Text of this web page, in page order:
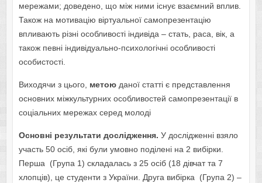
мережами; доведено, що між ними існує взаємний вплив.
Також на мотивацію віртуальної самопрезентацію
впливають різні особливості індивіда – стать, раса, вік, а
також певні індивідуально-психологічні особливості
особистості.
Виходячи з цього, метоюданої статті є представлення
основних міжкультурних особливостей самопрезентації в
соціальних мережах серед молоді
Основні результати дослідження. У дослідженні взяло
участь 50 осіб, які були умовно поділені на 2 вибірки.
Перша (Група 1) складалась з 25 осіб (18 дівчат та 7
хлопців), це студенти з України. Друга вибірка (Група 2) –